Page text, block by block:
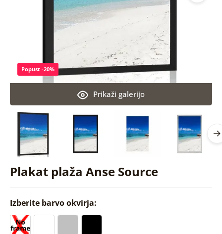
Plakat plaža Anse Source
Prikaži galerijo
Popust -20%
Izberite barvo okvirja: